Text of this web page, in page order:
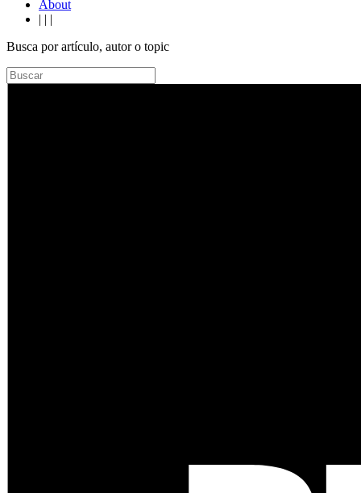
About
| | |
Busca por artículo, autor o topic